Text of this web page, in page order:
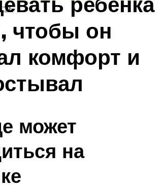
чтобы он
комфорт и
может
на